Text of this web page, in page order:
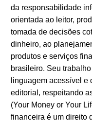
da responsabilidade
orientada ao leitor,
tomada de decisões
dinheiro, ao
produtos e serviços
brasileiro. Seu
linguagem acessível
editorial, respeitando
(Your Money or Your
financeira é um direito